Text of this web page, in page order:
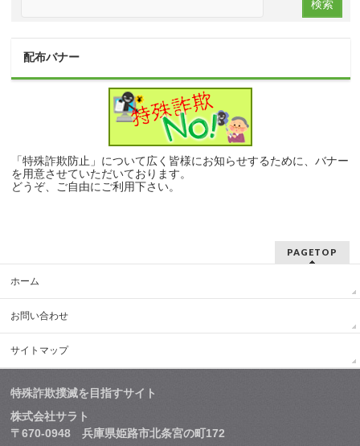
配布バナー
「特殊詐欺防止」について広く皆様にお知らせするために、バナー
を用意させていただいております。
どうぞ、ご自由にご利用下さい。
PAGETOP
ホーム
お問い合わせ
サイトマップ
特殊詐欺撲滅を目指すサイト
株式会社サラト
〒670-0948 兵庫県姫路市北条宮の町172